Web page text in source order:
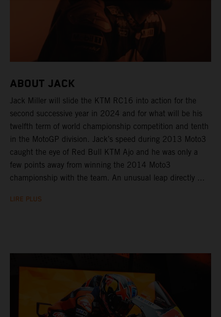
ABOUT JACK
Jack Miller will slide the KTM RC16 into action for the
second successive year in 2024 and for what will be his
twelfth term of world championship competition and tenth
in the MotoGP division. Jack’s speed during 2013 Moto3
caught the eye of Red Bull KTM Ajo and he was only a
few points away from winning the 2014 Moto3
championship with the team. An unusual leap directly ...
LIRE PLUS